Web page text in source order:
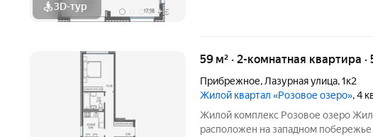
3D-тур +5
59 м² · 2-комнатная квартира ·
Прибрежное, Лазурная улица,1к2
Жилой квартал «Розовое озеро», 4
Жилой комплекс Розовое озеро
расположен на западном